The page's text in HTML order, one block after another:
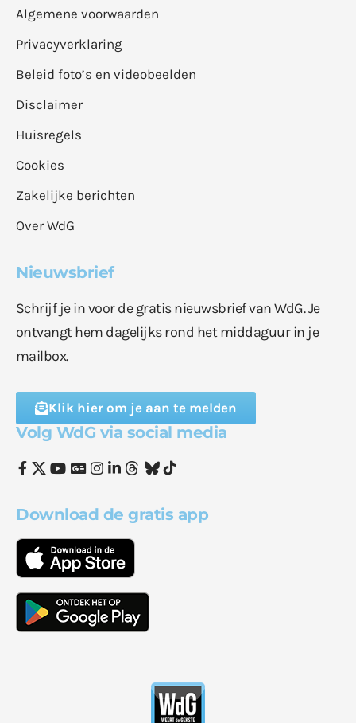
Algemene voorwaarden
Privacyverklaring
Beleid foto’s en videobeelden
Disclaimer
Huisregels
Cookies
Zakelijke berichten
Over WdG
Nieuwsbrief
Schrijf je in voor de gratis nieuwsbrief van WdG. Je
ontvangt hem dagelijks rond het middaguur in je
mailbox.
Klik hier om je aan te melden
Volg WdG via social media
Download de gratis app